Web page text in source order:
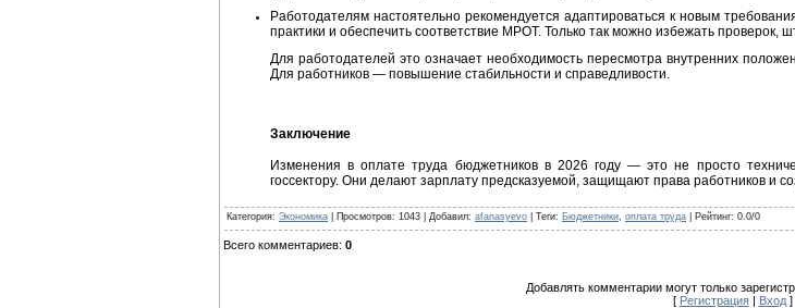
Работодателям настоятельно рекомендуется адаптироваться к новым
практики и обеспечить соответствие МРОТ. Только так можно избежать проверок,
Для работодателей это означает необходимость пересмотра внутренних
Для работников — повышение стабильности и справедливости.
Заключение
Изменения в оплате труда бюджетников в 2026 году — это не просто
госсектору. Они делают зарплату предсказуемой, защищают права работников и
Категория: Экономика Просмотров: 1043 | Добавил: afanasyevo Теги: Бюджетники, оплата труда Рейтинг: 0.0/0
Всего комментариев: 0
Добавлять комментарии могут только
[ Регистрация| Вход]